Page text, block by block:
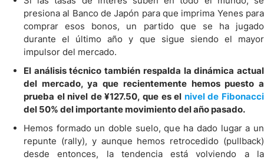
presiona al Banco de Japón para que imprima Yenes para
comprar esos bonos, un partido que se ha jugado
durante el último año y que sigue siendo el mayor
impulsor del mercado.
El análisis técnico también respalda la dinámica actual
del mercado, ya que recientemente hemos puesto a
prueba el nivel de ¥127.50, que es el nivel de Fibonacci
del 50% del importante movimiento del año pasado.
Hemos formado un doble suelo, que ha dado lugar a un
repunte (rally), y aunque hemos retrocedido (pullback)
desde entonces, la tendencia está volviendo a la